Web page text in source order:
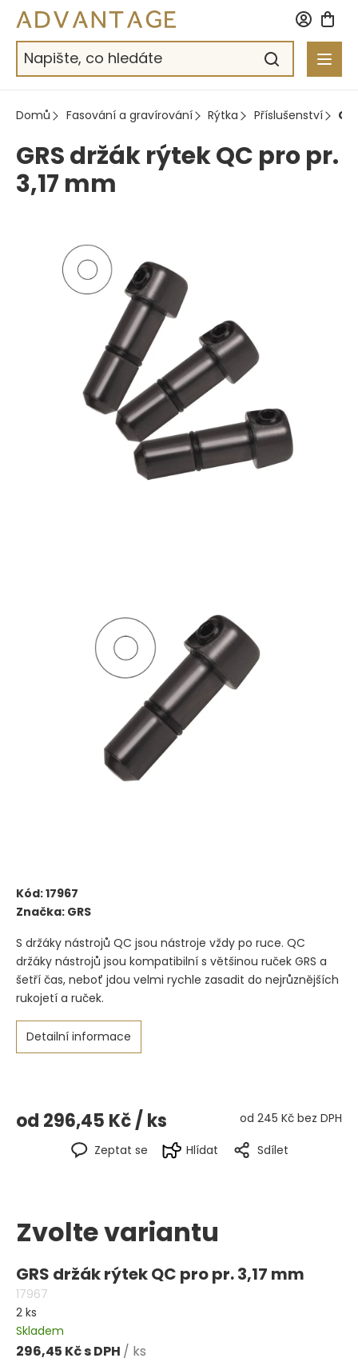
Přejít
obsah
Domů Fasování a gravírování Rýtka Příslušenství
GRS držák rýtek QC pro pr.
3,17 mm
Kód:17967
Značka: GRS
od 296,45 Kč/ ks od 245 Kč bez DPH
S držáky nástrojů QC jsou nástroje vždy po ruce. QC
držáky nástrojů jsou kompatibilní s většinou ruček GRS a
šetří čas, neboť jdou velmi rychle zasadit do nejrůznějších
rukojetí a ruček.
Detailní informace
Zeptat se Hlídat Sdílet
Zvolte variantu
GRS držák rýtek QC pro pr. 3,17 mm
17967
2 ks
Skladem
296,45 Kč / ks